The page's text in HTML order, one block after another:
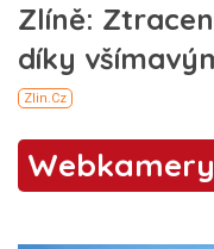
Webkamery